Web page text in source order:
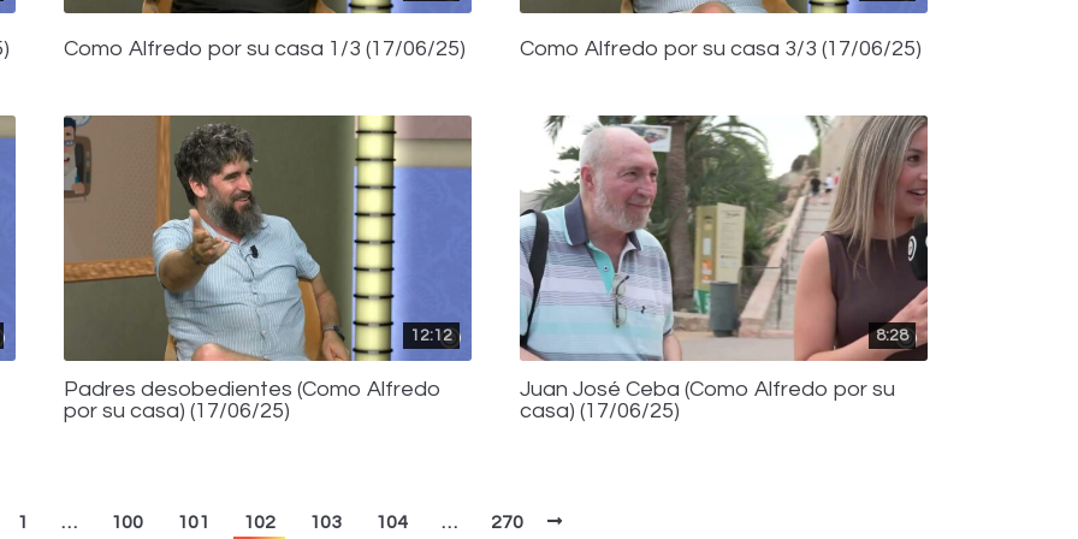
Como Alfredo por su casa 1/3 (17/06/25) Como Alfredo por su casa 3/3 (17/06/25)
12:12
Padres desobedientes (Como Alfredo
por su casa) (17/06/25)
8:28
Juan José Ceba (Como Alfredo por su
casa) (17/06/25)
1 … 100 101 102 103 104 … 270